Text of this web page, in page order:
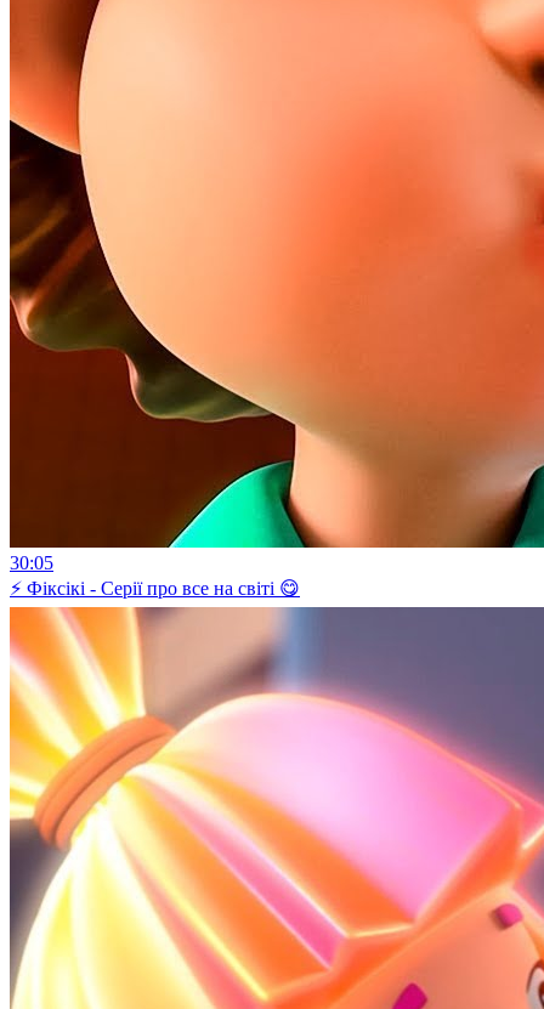
30:05
⚡ Фіксікі - Серії про все на світі 😋